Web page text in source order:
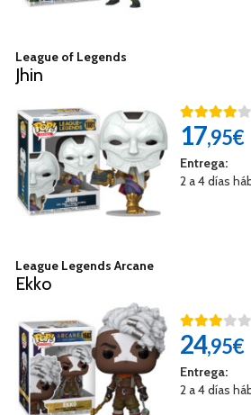
League of Legends
Jhin
17,95€
Entrega:
2 a 4 días
League Legends Arcane
Ekko
24,95€
Entrega:
2 a 4 días